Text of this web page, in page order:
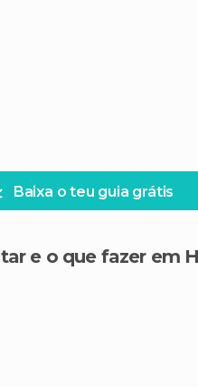
Baixa o teu guia grátis
e o que fazer em